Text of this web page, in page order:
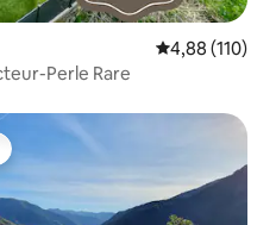
Évaluation
4,88 (110)
Perle Rare
plus appréciés